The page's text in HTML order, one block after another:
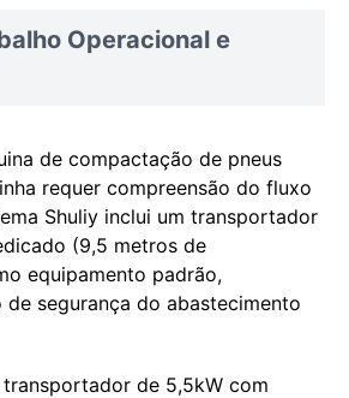
Operacional e
de compactação de pneus
requer compreensão do fluxo
Shuliy inclui um transportador
(9,5 metros de
equipamento padrão,
segurança do abastecimento
transportador de 5,5kW com